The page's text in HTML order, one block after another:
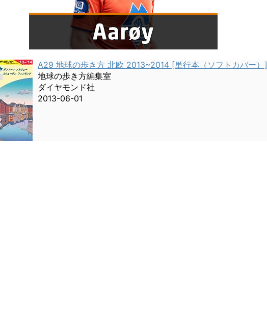
A29 地球の歩き方 北欧 2013~2014 [単行本（ソフトカバー）]
地球の歩き方編集室
ダイヤモンド社
2013-06-01